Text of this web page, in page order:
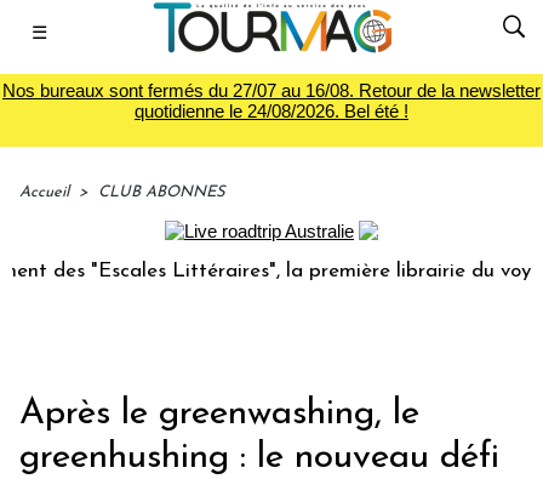
☰
Nos bureaux sont fermés du 27/07 au 16/08. Retour de la newsletter
quotidienne le 24/08/2026. Bel été !
Accueil > CLUB ABONNES
Littéraires", la première librairie du voyage Le
Après le greenwashing, le
greenhushing : le nouveau défi